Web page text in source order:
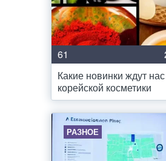
61
Какие новинки ждут
корейской косметики
РАЗНОЕ